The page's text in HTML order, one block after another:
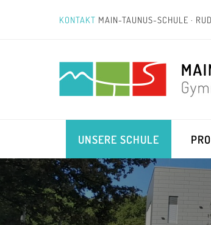
KONTAKT MAIN-TAUNUS-SCHULE ·
UNSERE SCHULE